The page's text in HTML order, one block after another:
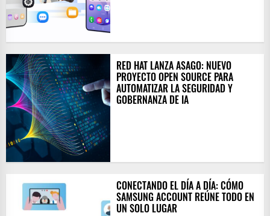
RED HAT LANZA ASAGO: NUEVO
PROYECTO OPEN SOURCE PARA
AUTOMATIZAR LA SEGURIDAD Y
GOBERNANZA DE IA
CONECTANDO EL DÍA A DÍA: CÓMO
SAMSUNG ACCOUNT REÚNE TODO EN
UN SOLO LUGAR